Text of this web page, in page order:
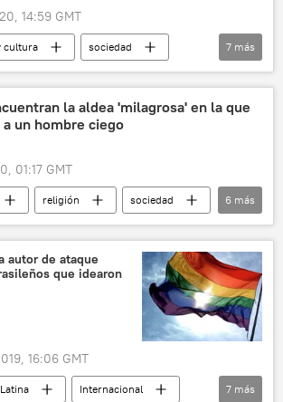
14:59 GMT
cultura
sociedad
Internacional
arqueología
crucifixión
7 más
la aldea 'milagrosa' en la que
un hombre ciego
01:17 GMT
religión
sociedad
Biblia
Jesucristo noticias
6 más
autor de ataque
que idearon
16:06 GMT
Internacional
7 más